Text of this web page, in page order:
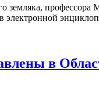
профессора
электронной
в